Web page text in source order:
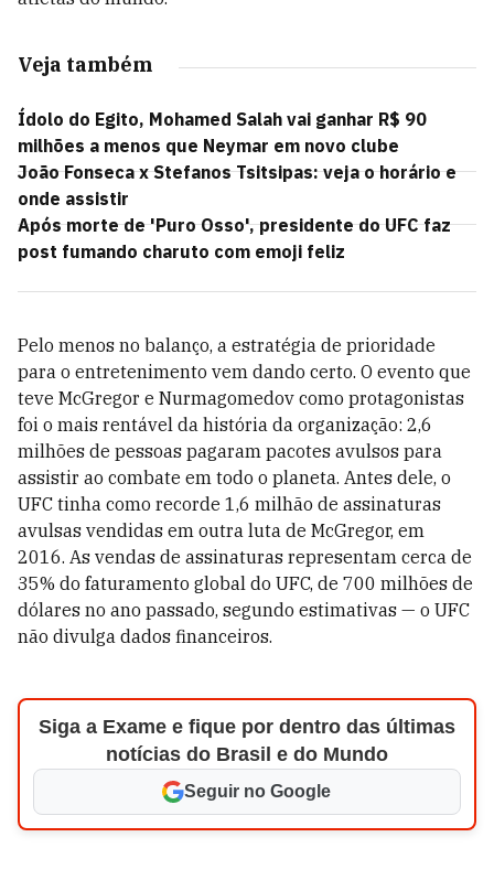
Veja também
Ídolo do Egito, Mohamed Salah vai ganhar R$ 90
milhões a menos que Neymar em novo clube
João Fonseca x Stefanos Tsitsipas: veja o horário e
onde assistir
Após morte de 'Puro Osso', presidente do UFC faz
post fumando charuto com emoji feliz
Pelo menos no balanço, a estratégia de prioridade
para o entretenimento vem dando certo. O evento que
teve McGregor e Nurmagomedov como protagonistas
foi o mais rentável da história da organização: 2,6
milhões de pessoas pagaram pacotes avulsos para
assistir ao combate em todo o planeta. Antes dele, o
UFC tinha como recorde 1,6 milhão de assinaturas
avulsas vendidas em outra luta de McGregor, em
2016. As vendas de assinaturas representam cerca de
35% do faturamento global do UFC, de 700 milhões de
dólares no ano passado, segundo estimativas — o UFC
não divulga dados financeiros.
Siga a Exame e fique por dentro das últimas
notícias do Brasil e do Mundo
Seguir no Google